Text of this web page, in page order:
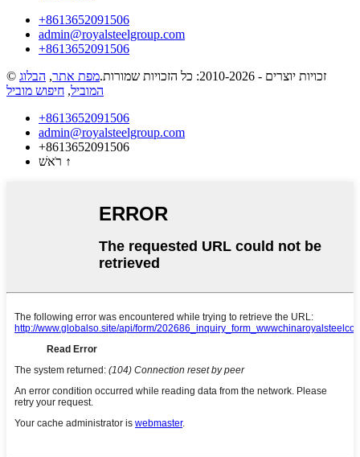
‎+8613652091506
admin@royalsteelgroup.com
‎+8613652091506
© זכויות יוצרים - 2010-2026: כל הזכויות שמורות.
מפת אתר, הבלוג
המוביל, חיפוש מוביל
‎+8613652091506
admin@royalsteelgroup.com
‎+8613652091506
רֹאשׁ ↑